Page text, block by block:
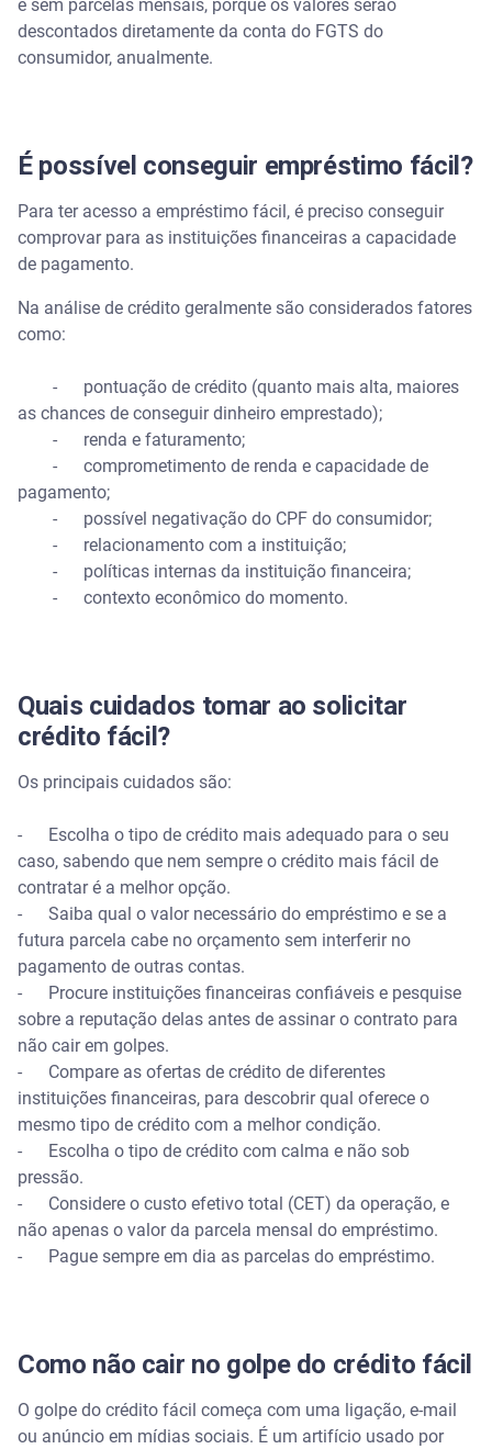
e sem parcelas mensais, porque os valores serão
descontados diretamente da conta do FGTS do
consumidor, anualmente.
É possível conseguir empréstimo fácil?
Para ter acesso a empréstimo fácil, é preciso conseguir
comprovar para as instituições financeiras a capacidade
de pagamento.
Na análise de crédito geralmente são considerados fatores
como:
- pontuação de crédito (quanto mais alta, maiores
as chances de conseguir dinheiro emprestado);
- renda e faturamento;
- comprometimento de renda e capacidade de
pagamento;
- possível negativação do CPF do consumidor;
- relacionamento com a instituição;
- políticas internas da instituição financeira;
- contexto econômico do momento.
Quais cuidados tomar ao solicitar
crédito fácil?
Os principais cuidados são:
- Escolha o tipo de crédito mais adequado para o seu
caso, sabendo que nem sempre o crédito mais fácil de
contratar é a melhor opção.
- Saiba qual o valor necessário do empréstimo e se a
futura parcela cabe no orçamento sem interferir no
pagamento de outras contas.
- Procure instituições financeiras confiáveis e pesquise
sobre a reputação delas antes de assinar o contrato para
não cair em golpes.
- Compare as ofertas de crédito de diferentes
instituições financeiras, para descobrir qual oferece o
mesmo tipo de crédito com a melhor condição.
- Escolha o tipo de crédito com calma e não sob
pressão.
- Considere o custo efetivo total (CET) da operação, e
não apenas o valor da parcela mensal do empréstimo.
- Pague sempre em dia as parcelas do empréstimo.
Como não cair no golpe do crédito fácil
O golpe do crédito fácil começa com uma ligação, e-mail
ou anúncio em mídias sociais. É um artifício usado por